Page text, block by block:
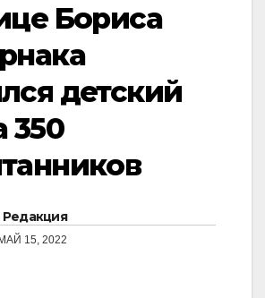
Бориса
детский
350
Редакция
МАЙ 15, 2022